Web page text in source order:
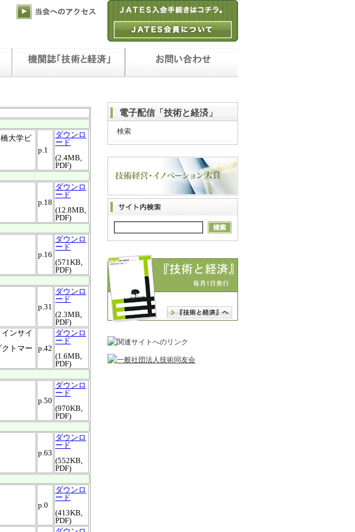
電子配信「技術と経済」
検索